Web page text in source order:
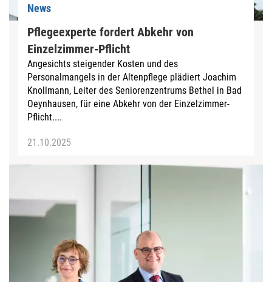
News
Pflegeexperte fordert Abkehr von
Einzelzimmer-Pflicht
Angesichts steigender Kosten und des
Personalmangels in der Altenpflege plädiert Joachim
Knollmann, Leiter des Seniorenzentrums Bethel in Bad
Oeynhausen, für eine Abkehr von der Einzelzimmer-
Pflicht....
21.10.2025